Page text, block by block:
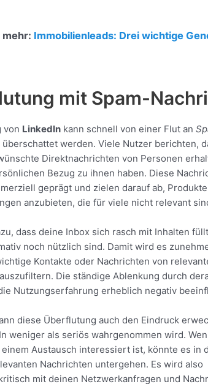
mehr: Immobilienleads: Drei wichtige
mit Spam-
von LinkedIn kann schnell von einer Flut an
überschattet werden. Viele Nutzer berichten,
Direktnachrichten von Personen
Bezug zu ihnen haben. Diese
geprägt und zielen darauf ab,
anzubieten, die für viele nicht relevant
dass deine Inbox sich rasch mit Inhalten
noch nützlich sind. Damit wird es
Kontakte oder Nachrichten von
Die ständige Ablenkung durch
Nutzungserfahrung erheblich negativ
diese Überflutung auch den Eindruck
weniger als seriös wahrgenommen wird.
Austausch interessiert ist, könnte es in
Nachrichten untergehen. Es wird also
mit deinen Netzwerkanfragen und